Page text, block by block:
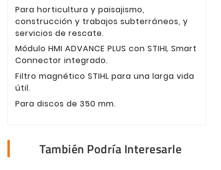
Para horticultura y paisajismo,
construcción y trabajos subterráneos, y
servicios de rescate.
Módulo HMI ADVANCE PLUS con STIHL Smart
Connector integrado.
Filtro magnético STIHL para una larga vida
útil.
Para discos de 350 mm.
También Podría Interesarle